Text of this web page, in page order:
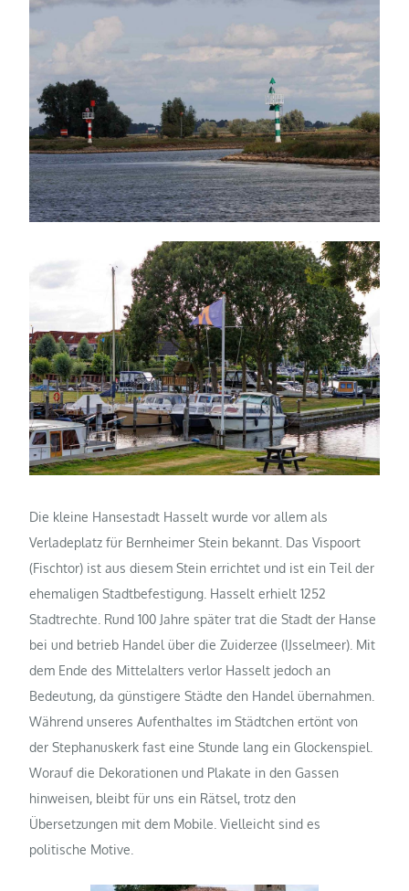
Die kleine Hansestadt Hasselt wurde vor allem als
Verladeplatz für Bernheimer Stein bekannt. Das Vispoort
(Fischtor) ist aus diesem Stein errichtet und ist ein Teil der
ehemaligen Stadtbefestigung. Hasselt erhielt 1252
Stadtrechte. Rund 100 Jahre später trat die Stadt der Hanse
bei und betrieb Handel über die Zuiderzee (IJsselmeer). Mit
dem Ende des Mittelalters verlor Hasselt jedoch an
Bedeutung, da günstigere Städte den Handel übernahmen.
Während unseres Aufenthaltes im Städtchen ertönt von
der Stephanuskerk fast eine Stunde lang ein Glockenspiel.
Worauf die Dekorationen und Plakate in den Gassen
hinweisen, bleibt für uns ein Rätsel, trotz den
Übersetzungen mit dem Mobile. Vielleicht sind es
politische Motive.